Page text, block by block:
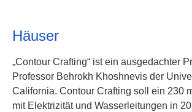
Häuser
„Contour Crafting“ ist ein ausgedachter
Professor Behrokh Khoshnevis der
California. Contour Crafting soll ein 230
mit Elektrizität und Wasserleitungen in